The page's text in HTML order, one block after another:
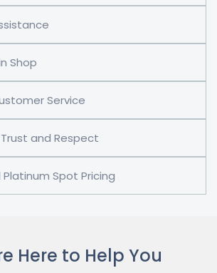
Shop
Service
and Respect
Platinum Spot Pricing
Here to Help You